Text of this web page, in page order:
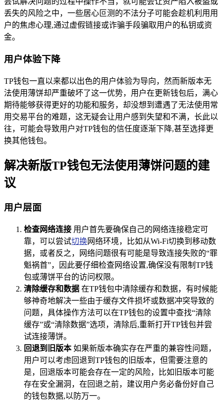
丢失的风险之中，一些居心叵测的不法分子可能会趁机利用用
户的焦虑心理,通过虚假链接或诈骗手段骗取用户的私钥或资
金。
用户体验下降
TP钱包一直以来都以出色的用户体验为导向，然而新版本无
法使用薄饼却严重破坏了这一优势，用户在更新钱包后，满心
期待能够获得更好的功能和服务，却没想到遭遇了无法使用常
用交易平台的难题，这无疑会让用户感到失望和不满，长此以
往，可能会导致用户对TP钱包的信任度逐渐下降,甚至选择更
换其他钱包。
解决新版TP钱包无法使用薄饼问题的建
议
用户层面
检查网络连接 用户首先要确保自己的网络连接稳定可
靠，可以尝试切换网络环境，比如从Wi-Fi切换到移动数
据，或者反之，网络问题很有可能是导致连接失败的“罪
魁祸首”，因此要仔细检查网络设置,确保没有限制TP钱
包或薄饼平台的访问权限。
清除缓存和数据 在TP钱包中清除缓存和数据，有时候能
够神奇地解决一些由于缓存文件损坏或数据冲突导致的
问题，具体操作方法可以在TP钱包的设置中查找“清除
缓存”或“清除数据”选项，清除后,重新打开TP钱包并尝
试连接薄饼。
回退到旧版本如果新版本确实存在严重的兼容性问题，
用户可以考虑回退到TP钱包的旧版本，但需要注意的
是，回退版本可能会存在一定的风险，比如旧版本可能
存在安全漏洞，在回退之前，建议用户务必备份好自己
的钱包数据,以防万一。